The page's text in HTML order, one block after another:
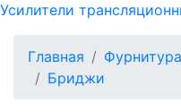
Усилители
Главная Фурнитура
Бриджи